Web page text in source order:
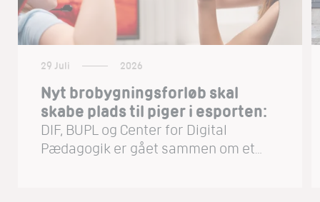
29 Juli 2026
Nyt brobygningsforløb skal
skabe plads til piger i esporten:
DIF, BUPL og Center for Digital
Pædagogik er gået sammen om et